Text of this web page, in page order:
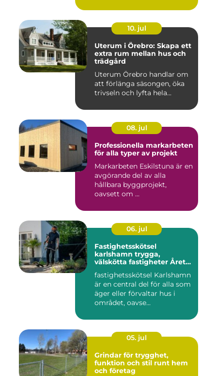
10. jul
Uterum i Örebro: Skapa ett
extra rum mellan hus och
trädgård
Uterum Örebro handlar om
att förlänga säsongen, öka
trivseln och lyfta hela...
08. jul
Professionella markarbeten
för alla typer av projekt
Markarbeten Eskilstuna är en
avgörande del av alla
hållbara byggprojekt,
oavsett om ...
06. jul
Fastighetsskötsel
karlshamn trygga,
välskötta fastigheter Året
fastighetsskötsel Karlshamn
är en central del för alla som
äger eller förvaltar hus i
området, oavse...
05. jul
Grindar för trygghet,
funktion och stil runt hem
och företag